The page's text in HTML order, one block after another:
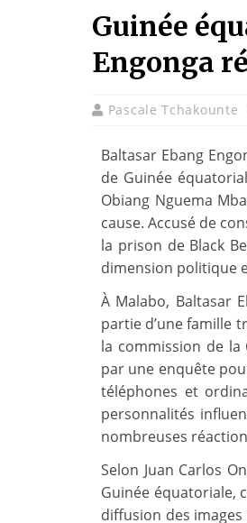
Guinée
Engonga
Pascale Tchakounte
Baltasar Ebang
de Guinée
Obiang Nguema
cause. Accusé de
la prison de Black
dimension politique
À Malabo, Baltasar
partie d’une famille
la commission de la
par une enquête
téléphones et
personnalités
nombreuses
Selon Juan Carlos
Guinée équatoriale,
diffusion des